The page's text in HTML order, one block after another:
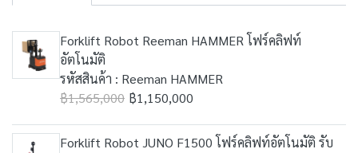
Forklift Robot Reeman HAMMER โฟร์คลิฟท์
อัตโนมัติ
รหัสสินค้า : Reeman HAMMER
฿1,565,000 ฿1,150,000
Forklift Robot JUNO F1500 โฟร์คลิฟท์อัตโนมัติ รับ